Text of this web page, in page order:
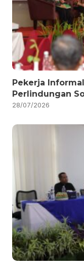
Pekerja
Perlindungan
28/07/2026